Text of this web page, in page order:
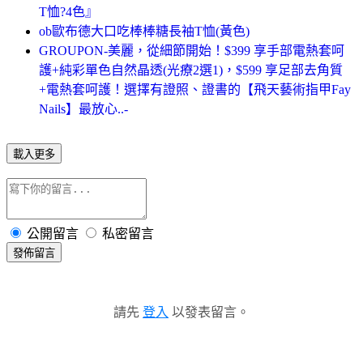
T恤?4色』
ob歐布德大口吃棒棒糖長袖T恤(黃色)
GROUPON-美麗，從細節開始！$399 享手部電熱套呵
護+純彩單色自然晶透(光療2選1)，$599 享足部去角質
+電熱套呵護！選擇有證照、證書的【飛天藝術指甲Fay
Nails】最放心..-
載入更多
公開留言 私密留言
發佈留言
請先 登入 以發表留言。